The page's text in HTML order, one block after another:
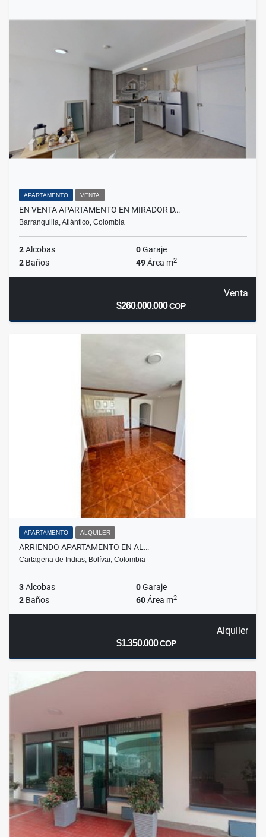
APARTAMENTO VENTA
EN VENTA APARTAMENTO EN MIRADOR D…
Barranquilla, Atlántico, Colombia
2Alcobas 0Garaje
2 Baños 49Área m2
Venta
$260.000.000COP
APARTAMENTO ALQUILER
ARRIENDO APARTAMENTO EN AL…
Cartagena de Indias, Bolívar, Colombia
3Alcobas 0Garaje
2 Baños 60Área m2
Alquiler
$1.350.000COP